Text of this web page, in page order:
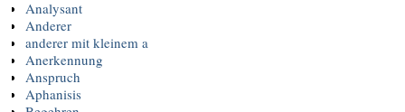
Analysant
Anderer
anderer mit kleinem a
Anerkennung
Anspruch
Aphanisis